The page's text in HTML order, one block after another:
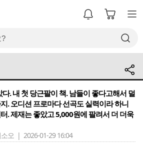
. 내 첫 당근팔이 책. 남들이 좋다고해서 덜
. 오디션 프로마다 선곡도 실력이라 하니
. 제재는 좋았고 5,000원에 팔려서 더 더욱
소오 | 2026-01-29 16:04